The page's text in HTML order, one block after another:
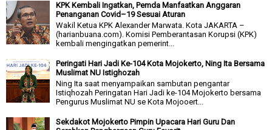
KPK Kembali Ingatkan, Pemda Manfaatkan Anggaran
Penanganan Covid–19 Sesuai Aturan
Wakil Ketua KPK Alexander Marwata. Kota JAKARTA –
(harianbuana.com). Komisi Pemberantasan Korupsi (KPK)
kembali mengingatkan pemerint...
Peringati Hari Jadi Ke-104 Kota Mojokerto, Ning Ita Bersama
Muslimat NU Istighozah
Ning Ita saat menyampaikan sambutan pengantar
Istiqhozah Peringatan Hari Jadi ke-104 Mojokerto bersama
Pengurus Muslimat NU se Kota Mojooert...
Sekdakot Mojokerto Pimpin Upacara Hari Guru Dan